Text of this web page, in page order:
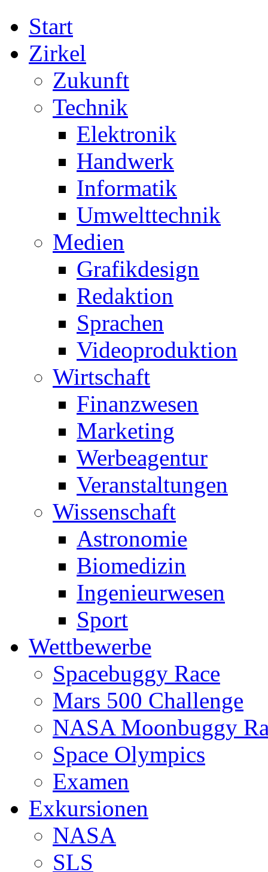
Start
Zirkel
Zukunft
Technik
Elektronik
Handwerk
Informatik
Umwelttechnik
Medien
Grafikdesign
Redaktion
Sprachen
Videoproduktion
Wirtschaft
Finanzwesen
Marketing
Werbeagentur
Veranstaltungen
Wissenschaft
Astronomie
Biomedizin
Ingenieurwesen
Sport
Wettbewerbe
Spacebuggy Race
Mars 500 Challenge
NASA Moonbuggy
Space Olympics
Examen
Exkursionen
NASA
SLS